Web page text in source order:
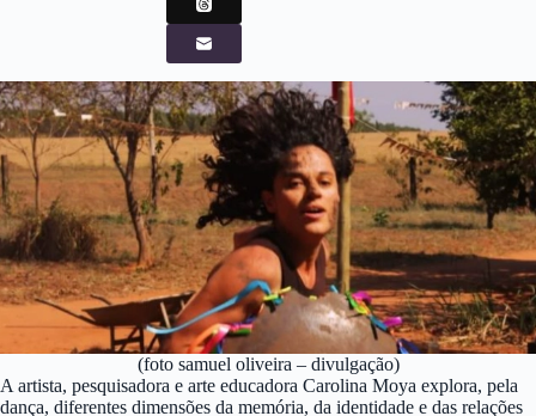
(foto samuel oliveira – divulgação)
A artista, pesquisadora e arte educadora Carolina Moya explora, pela
dança, diferentes dimensões da memória, da identidade e das relações